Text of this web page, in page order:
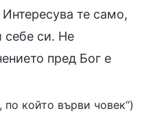
те само,
себе си. Не
пред Бог е
по който върви човек“)